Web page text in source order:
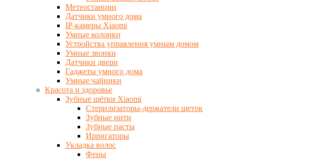
Метеостанции
Датчики умного дома
IP-камеры Xiaomi
Умные колонки
Устройства управления умным домом
Умные звонки
Датчики двери
Гаджеты умного дома
Умные чайники
Красота и здоровье
Зубные щётки Xiaomi
Стерилизаторы-держатели щеток
Зубные нити
Зубные пасты
Ирригаторы
Укладка волос
Фены